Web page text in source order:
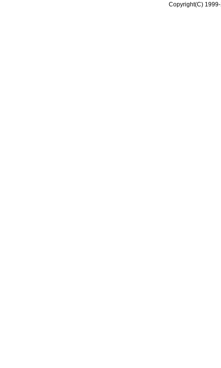
Copyright(C)